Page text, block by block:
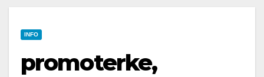
INFO
promoterke,